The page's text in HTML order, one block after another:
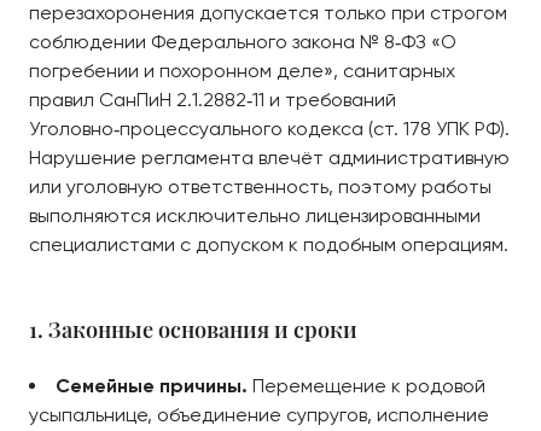
перезахоронения допускается только при строгом
соблюдении Федерального закона № 8‑ФЗ «О
погребении и похоронном деле», санитарных
правил СанПиН 2.1.2882‑11 и требований
Уголовно‑процессуального кодекса (ст. 178 УПК РФ).
Нарушение регламента влечёт административную
или уголовную ответственность, поэтому работы
выполняются исключительно лицензированными
специалистами с допуском к подобным операциям.
1. Законные основания и сроки
Семейные причины. Перемещение к родовой
усыпальнице, объединение супругов, исполнение